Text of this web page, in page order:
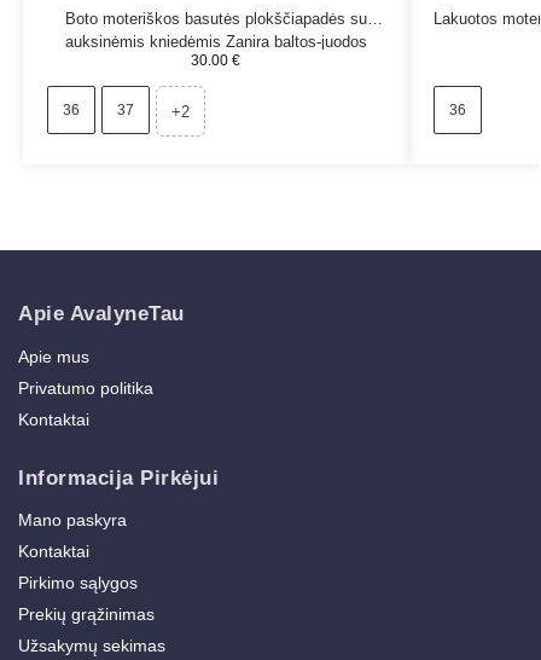
Boto moteriškos basutės plokščiapadės su
auksinėmis kniedėmis Zanira baltos-juodos
30.00€
36 37 +2
Lakuotos
36
Apie AvalyneTau
Apie mus
Privatumo politika
Kontaktai
Informacija Pirkėjui
Mano paskyra
Kontaktai
Pirkimo sąlygos
Prekių grąžinimas
Užsakymų sekimas